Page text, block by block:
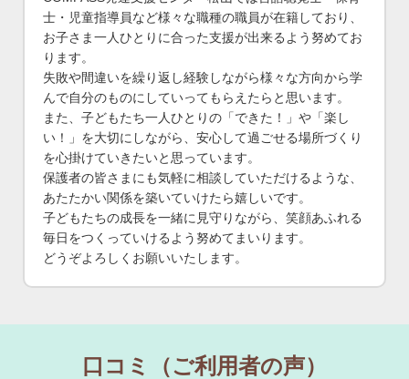
士・児童指導員など様々な職種の職員が在籍しており、
お子さま一人ひとりに合った支援が出来るよう努めてお
ります。
失敗や間違いを繰り返し経験しながら様々な方向から学
んで自分のものにしていってもらえたらと思います。
また、子どもたち一人ひとりの「できた！」や「楽し
い！」を大切にしながら、安心して過ごせる場所づくり
を心掛けていきたいと思っています。
保護者の皆さまにも気軽に相談していただけるような、
あたたかい関係を築いていけたら嬉しいです。
子どもたちの成長を一緒に見守りながら、笑顔あふれる
毎日をつくっていけるよう努めてまいります。
どうぞよろしくお願いいたします。
口コミ（ご利用者の声）